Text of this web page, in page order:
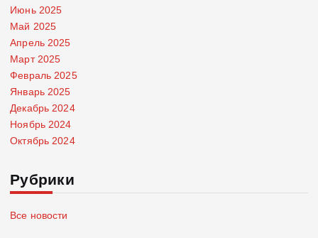
Июнь 2025
Май 2025
Апрель 2025
Март 2025
Февраль 2025
Январь 2025
Декабрь 2024
Ноябрь 2024
Октябрь 2024
Рубрики
Все новости